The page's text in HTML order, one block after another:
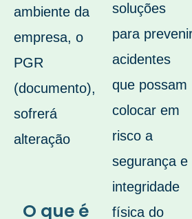
ambiente da
empresa, o
PGR
(documento),
sofrerá
alteração
O que é
soluções
para
acidentes
que possam
colocar em
risco a
segurança e
integridade
física do